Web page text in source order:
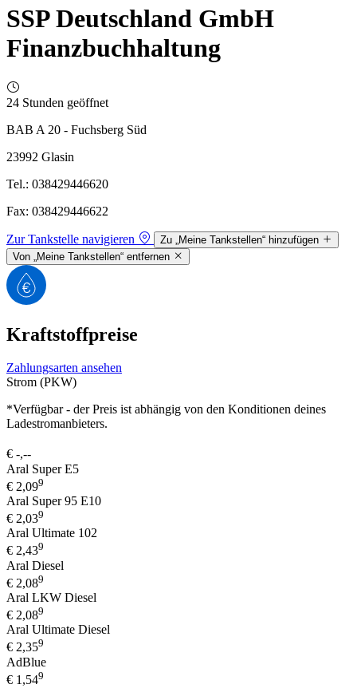
SSP Deutschland GmbH
Finanzbuchhaltung
24 Stunden geöffnet
BAB A 20 - Fuchsberg Süd
23992 Glasin
Tel.: 038429446620
Fax: 038429446622
Zur Tankstelle navigieren
Zu „Meine Tankstellen“ hinzufügen
Von „Meine Tankstellen“ entfernen
Kraftstoffpreise
Zahlungsarten ansehen
Strom (PKW)
*Verfügbar - der Preis ist abhängig von den Konditionen deines
Ladestromanbieters.
€ -,--
Aral Super E5
€ 2,099
Aral Super 95 E10
€ 2,039
Aral Ultimate 102
€ 2,439
Aral Diesel
€ 2,089
Aral LKW Diesel
€ 2,089
Aral Ultimate Diesel
€ 2,359
AdBlue
€ 1,549